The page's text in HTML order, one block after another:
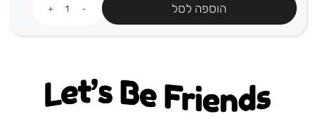
הוספה לסל
Let's be friends